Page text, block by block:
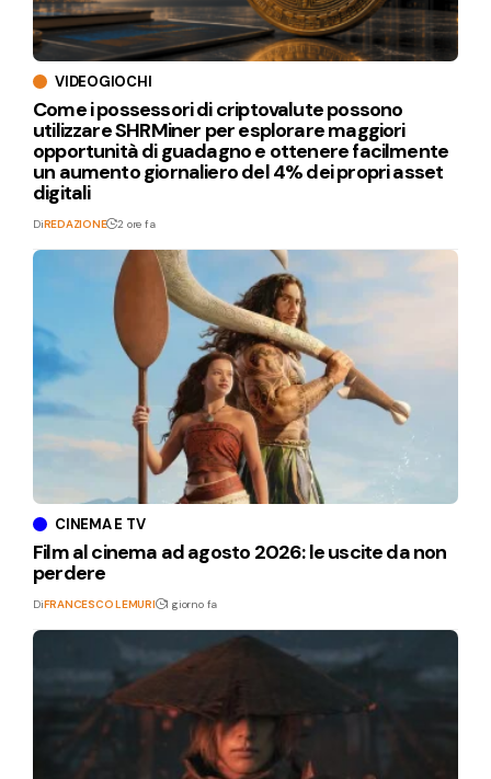
VIDEOGIOCHI
Come i possessori di criptovalute possono
utilizzare SHRMiner per esplorare maggiori
opportunità di guadagno e ottenere facilmente
un aumento giornaliero del 4% dei propri asset
digitali
DiREDAZIONE 2 ore fa
CINEMA E TV
Film al cinema ad agosto 2026: le uscite da non
perdere
DiFRANCESCO LEMURI 1 giorno fa